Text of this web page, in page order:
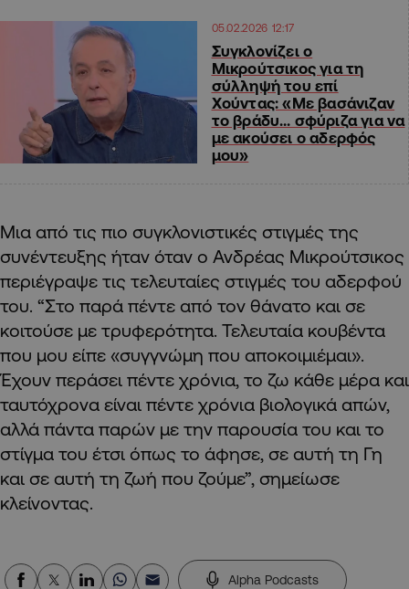
05.02.2026 12:17
Συγκλονίζει ο
Μικρούτσικος για τη
σύλληψή του επί
Χούντας: «Με βασάνιζαν
το βράδυ… σφύριζα για να
με ακούσει ο αδερφός
μου»
Μια από τις πιο συγκλονιστικές στιγμές της
συνέντευξης ήταν όταν ο Ανδρέας Μικρούτσικος
περιέγραψε τις τελευταίες στιγμές του αδερφού
του. “Στο παρά πέντε από τον θάνατο και σε
κοιτούσε με τρυφερότητα. Τελευταία κουβέντα
που μου είπε «συγγνώμη που αποκοιμιέμαι».
Έχουν περάσει πέντε χρόνια, το ζω κάθε μέρα και
ταυτόχρονα είναι πέντε χρόνια βιολογικά απών,
αλλά πάντα παρών με την παρουσία του και το
στίγμα του έτσι όπως το άφησε, σε αυτή τη Γη
και σε αυτή τη ζωή που ζούμε”, σημείωσε
κλείνοντας.
Alpha Podcasts